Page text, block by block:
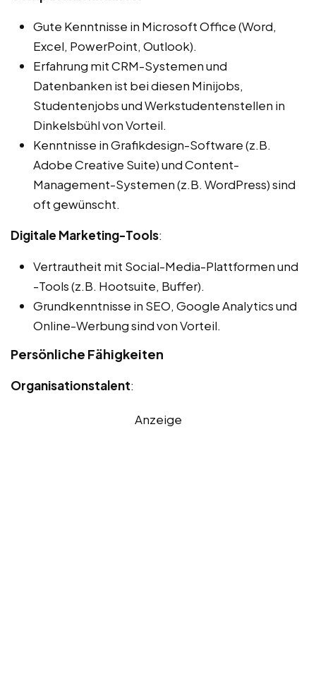
Gute Kenntnisse in Microsoft Office (Word,
Excel, PowerPoint, Outlook).
Erfahrung mit CRM-Systemen und
Datenbanken ist bei diesen Minijobs,
Studentenjobs und Werkstudentenstellen in
Dinkelsbühl von Vorteil.
Kenntnisse in Grafikdesign-Software (z.B.
Adobe Creative Suite) und Content-
Management-Systemen (z.B. WordPress) sind
oft gewünscht.
Digitale Marketing-Tools:
Vertrautheit mit Social-Media-Plattformen und
-Tools (z.B. Hootsuite, Buffer).
Grundkenntnisse in SEO, Google Analytics und
Online-Werbung sind von Vorteil.
Persönliche Fähigkeiten
Organisationstalent:
Anzeige